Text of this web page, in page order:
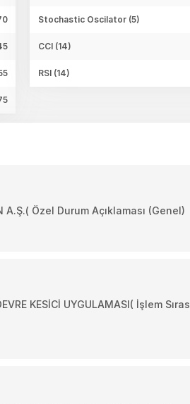
Stochastic Oscilator (5)
CCI (14)
RSI (14)
Özel Durum Açıklaması (Genel)
KESİCİ UYGULAMASI( İşlem